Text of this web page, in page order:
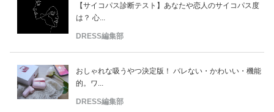
【サイコパス診断テスト】あなたや恋人のサイコパス度
は？ 心...
DRESS編集部
おしゃれな吸うやつ決定版！ バレない・かわいい・機能
的。ワ...
DRESS編集部